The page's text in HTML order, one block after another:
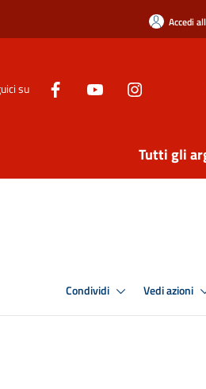
Accedi
su
Tutti gli
Condividi Vedi azioni